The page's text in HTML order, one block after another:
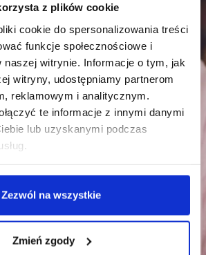
z plików cookie
cookie do spersonalizowania treści
funkcje społecznościowe i
naszej witrynie. Informacje o tym, jak
witryny, udostępniamy partnerom
reklamowym i analitycznym.
te informacje z innymi danymi
lub uzyskanymi podczas
Zezwól na wszystkie
Zmień zgody